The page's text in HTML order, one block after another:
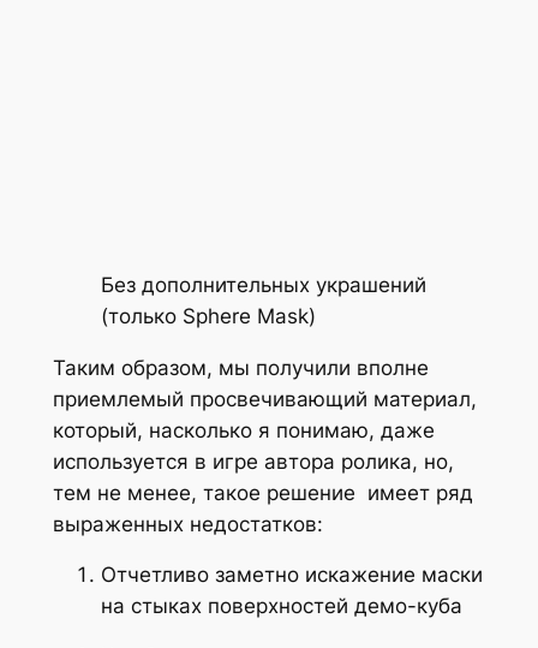
Без дополнительных украшений
(только Sphere Mask)
Таким образом, мы получили вполне
приемлемый просвечивающий материал,
который, насколько я понимаю, даже
используется в игре автора ролика, но,
тем не менее, такое решение имеет ряд
выраженных недостатков:
Отчетливо заметно искажение маски
на стыках поверхностей демо-куба